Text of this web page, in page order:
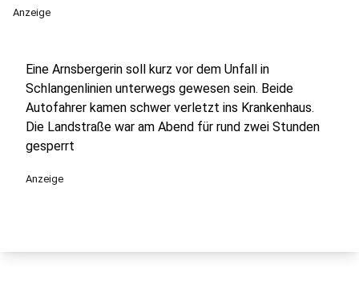
Anzeige
Eine Arnsbergerin soll kurz vor dem Unfall in
Schlangenlinien unterwegs gewesen sein. Beide
Autofahrer kamen schwer verletzt ins Krankenhaus.
Die Landstraße war am Abend für rund zwei Stunden
gesperrt
Anzeige